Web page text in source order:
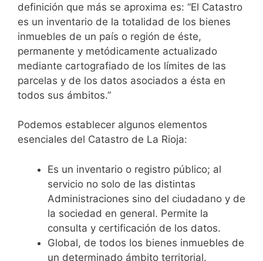
definición que más se aproxima es: “El Catastro
es un inventario de la totalidad de los bienes
inmuebles de un país o región de éste,
permanente y metódicamente actualizado
mediante cartografiado de los límites de las
parcelas y de los datos asociados a ésta en
todos sus ámbitos.”
Podemos establecer algunos elementos
esenciales del Catastro de La Rioja:
Es un inventario o registro público; al
servicio no solo de las distintas
Administraciones sino del ciudadano y de
la sociedad en general. Permite la
consulta ​ y certificación de los datos.
Global, de todos los bienes inmuebles de
un determinado ámbito territorial.